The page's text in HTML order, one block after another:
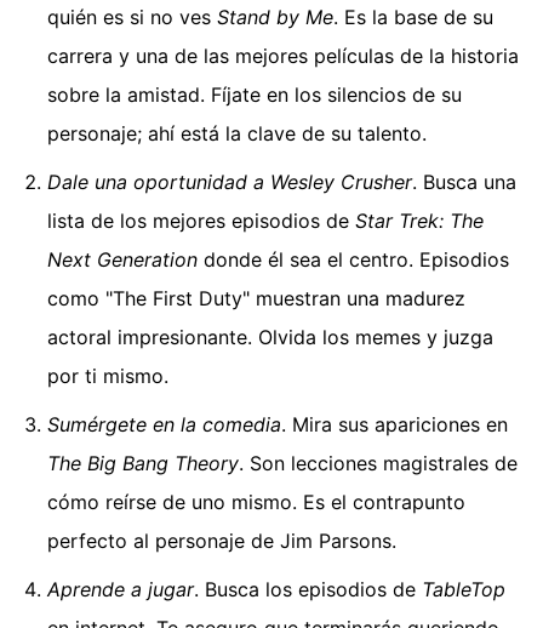
quién es si no ves Stand by Me. Es la base de su
carrera y una de las mejores películas de la historia
sobre la amistad. Fíjate en los silencios de su
personaje; ahí está la clave de su talento.
Dale una oportunidad a Wesley Crusher. Busca una
lista de los mejores episodios de Star Trek: The
Next Generation donde él sea el centro. Episodios
como "The First Duty" muestran una madurez
actoral impresionante. Olvida los memes y juzga
por ti mismo.
Sumérgete en la comedia. Mira sus apariciones en
The Big Bang Theory. Son lecciones magistrales de
cómo reírse de uno mismo. Es el contrapunto
perfecto al personaje de Jim Parsons.
Aprende a jugar. Busca los episodios de TableTop